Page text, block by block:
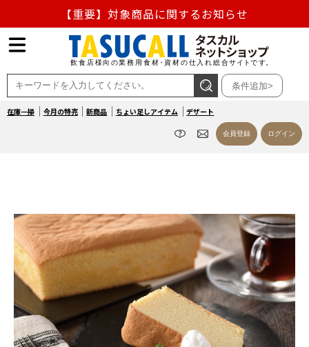
【重要】熊本地震の影響による商品出荷停止のお知らせ
熊本県熊本地方を震源とする地震の影響によるお荷物のお
届け遅延について
お盆の営業について
【重要】対象商品に関するお知らせ
条件追加>
在庫一掃 今月の特売 新商品 ちょい足しアイテム デザート
会員登録 ログイン